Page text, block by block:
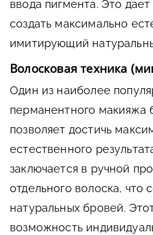
ввода пигмента. Это
создать максимально
имитирующий
Волосковая техника
Один из наиболее
перманентного макияжа
позволяет достичь
естественного
заключается в ручной
отдельного волоска, что
натуральных бровей.
возможность